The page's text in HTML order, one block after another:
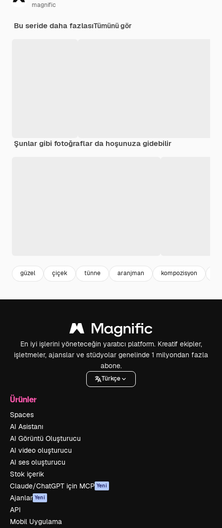
magnific
Bu seride daha fazlasıTümünü gör
Şunlar gibi fotoğraflar da hoşunuza gidebilir
güzel çiçek tünne aranjman kompozisyon
En iyi işlerini yöneteceğin yaratıcı platform. Kreatif ekipler,
işletmeler, ajanslar ve stüdyolar genelinde 1 milyondan fazla
abone.
Türkçe
Ürünler
Spaces
AI Asistanı
AI Görüntü Oluşturucu
AI video oluşturucu
AI ses oluşturucu
Stok içerik
Claude/ChatGPT için MCP Yeni
Ajanlar Yeni
API
Mobil Uygulama